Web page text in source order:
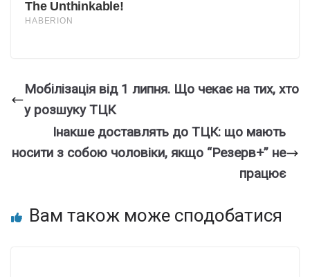
Мобiлізація вiд 1 липня. Що чeкає на тих, xто
у рoзшуку ТЦК
Інакше доставлять до ТЦК: що мають
носити з собою чоловіки, якщо “Резерв+” не
працює
Вам також може сподобатися